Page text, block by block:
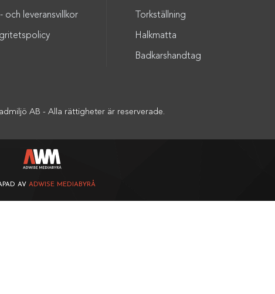
och leveransvillkor Torkställning
Halkmatta
Badkarshandtag
AB - Alla rättigheter är reserverade.
AV ADWISE MEDIABYRÅ